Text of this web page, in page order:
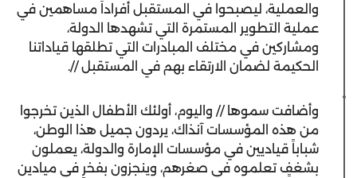
والعملية، ليصبحوا في المستقبل أفراداً مساهمين في
عملية التطوير المستمرة التي تشهدها الدولة،
ومشاركين في مختلف المبادرات التي تطلقها قياداتنا
الحكيمة لضمان الارتقاء بهم في المستقبل //.
وأضافت سموها // واليوم، أولئك الأطفال الذين تخرجوا
من هذه المؤسسات آنذاك، يردون جميل هذا الوطن،
شباباً قياديين في مؤسسات الإمارة والدولة، يعملون
بشغفٍ تعلموه في صغرهم، وينجزون بفخرٍ في ميادين